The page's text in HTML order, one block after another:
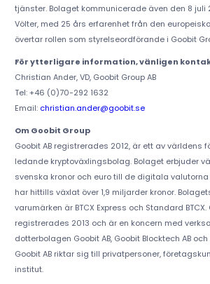
tjänster. Bolaget kommunicerade även den 8 juli
Völter, med 25 års erfarenhet från den
övertar rollen som styrelseordförande i Goobit
För ytterligare information, vänligen
Christian Ander, VD, Goobit Group AB
Tel: +46 (0)70-292 1632
Email: christian.ander@goobit.se
Om Goobit Group
Goobit AB registrerades 2012, är ett av världens
ledande kryptoväxlingsbolag. Bolaget erbjuder
svenska kronor och euro till de digitala
har hittills växlat över 1,9 miljarder kronor.
varumärken är BTCX Express och Standard
registrerades 2013 och är en koncern med
dotterbolagen Goobit AB, Goobit Blocktech AB och
Goobit AB riktar sig till privatpersoner,
institut.